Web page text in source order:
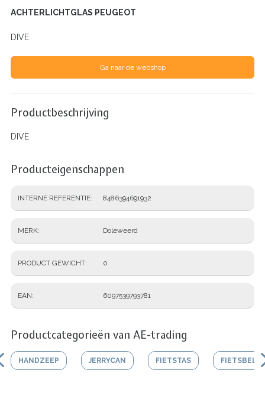
ACHTERLICHTGLAS PEUGEOT
DIVE
Ga naar de webshop
Productbeschrijving
DIVE
Producteigenschappen
INTERNE REFERENTIE 8486394691932
MERK Doleweerd
PRODUCT GEWICHT 0
EAN 6097539793781
Productcategorieën van AE-trading
HANDZEEP JERRYCAN FIETSTAS FIETSBEL